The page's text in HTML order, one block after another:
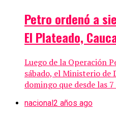
Petro ordenó a
El Plateado,
Luego de la Operación
sábado, el Ministerio de
domingo que desde las
nacional2 años ago